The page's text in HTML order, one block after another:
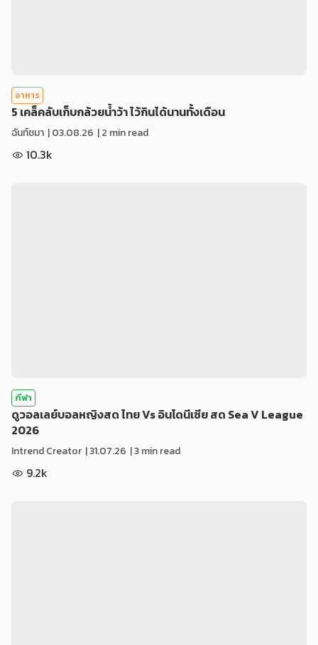
อาหาร
5 เคล็คลับเก็บกล้วยน้ำว้า ไว้กินได้นานทั้งเดือน
ฉันท์ชมา |03.08.26 | 2 min read
10.3k
กีฬา
ดูวอลเลย์บอลหญิงสด ไทย Vs อินโดนีเซีย สด Sea V League
2026
Intrend Creator |31.07.26 | 3 min read
9.2k